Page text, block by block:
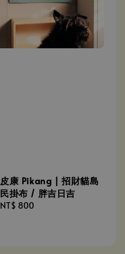
皮康 Pikang | 招財貓島
民掛布 / 胖吉日吉
Regular
NT$ 800